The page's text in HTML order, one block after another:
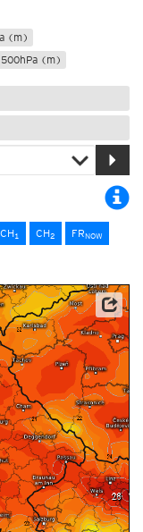
(m)
(m)
CH1 CH2 FRNOW